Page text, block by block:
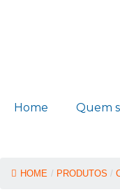
Home Quem
HOME / PRODUTOS /